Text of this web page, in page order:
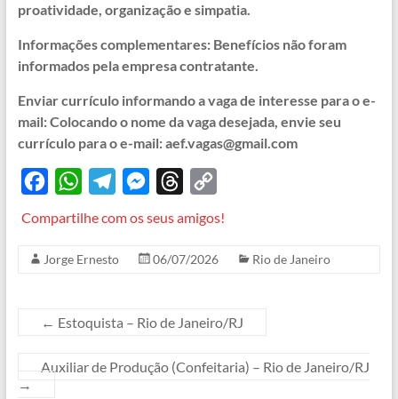
proatividade, organização e simpatia.
Informações complementares: Benefícios não foram
informados pela empresa contratante.
Enviar currículo informando a vaga de interesse para o e-
mail: Colocando o nome da vaga desejada, envie seu
currículo para o e-mail: aef.vagas@gmail.com
e
k
W
t
p
e
m
M
s
e
e
d
y
k
Compartilhe com os seus amigos!
Jorge Ernesto 06/07/2026 Rio de Janeiro
← Estoquista – Rio de Janeiro/RJ
Auxiliar de Produção (Confeitaria) – Rio de Janeiro/RJ
→